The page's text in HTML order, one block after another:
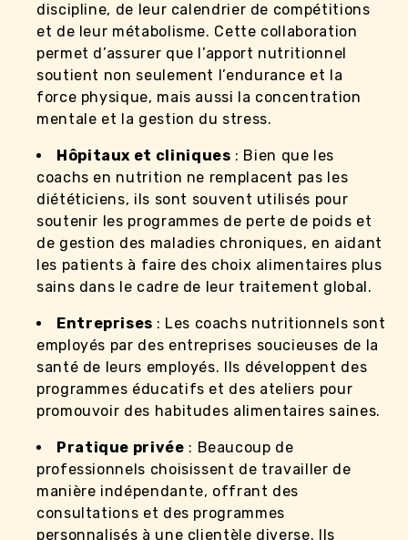
discipline, de leur calendrier de compétitions
et de leur métabolisme. Cette collaboration
permet d’assurer que l’apport nutritionnel
soutient non seulement l’endurance et la
force physique, mais aussi la concentration
mentale et la gestion du stress.
Hôpitaux et cliniques : Bien que les
coachs en nutrition ne remplacent pas les
diététiciens, ils sont souvent utilisés pour
soutenir les programmes de perte de poids et
de gestion des maladies chroniques, en aidant
les patients à faire des choix alimentaires plus
sains dans le cadre de leur traitement global.
Entreprises : Les coachs nutritionnels sont
employés par des entreprises soucieuses de la
santé de leurs employés. Ils développent des
programmes éducatifs et des ateliers pour
promouvoir des habitudes alimentaires saines.
Pratique privée : Beaucoup de
professionnels choisissent de travailler de
manière indépendante, offrant des
consultations et des programmes
personnalisés à une clientèle diverse. Ils